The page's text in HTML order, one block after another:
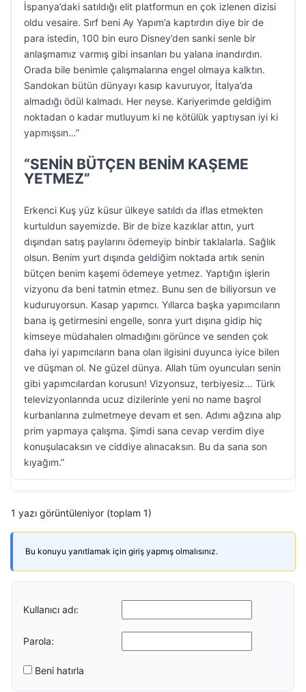
İspanya’daki satıldığı elit platformun en çok izlenen dizisi
oldu vesaire. Sırf beni Ay Yapım’a kaptırdın diye bir de
para istedin, 100 bin euro Disney’den sanki senle bir
anlaşmamız varmış gibi insanları bu yalana inandırdın.
Orada bile benimle çalışmalarına engel olmaya kalktın.
Sandokan bütün dünyayı kasıp kavuruyor, İtalya’da
almadığı ödül kalmadı. Her neyse. Kariyerimde geldiğim
noktadan o kadar mutluyum ki ne kötülük yaptıysan iyi ki
yapmışsın…”
“SENİN BÜTÇEN BENİM KAŞEME
YETMEZ”
Erkenci Kuş yüz küsur ülkeye satıldı da iflas etmekten
kurtuldun sayemizde. Bir de bize kazıklar attın, yurt
dışından satış paylarını ödemeyip binbir taklalarla. Sağlık
olsun. Benim yurt dışında geldiğim noktada artık senin
bütçen benim kaşemi ödemeye yetmez. Yaptığın işlerin
vizyonu da beni tatmin etmez. Bunu sen de biliyorsun ve
kuduruyorsun. Kasap yapımcı. Yıllarca başka yapımcıların
bana iş getirmesini engelle, sonra yurt dışına gidip hiç
kimseye müdahalen olmadığını görünce ve senden çok
daha iyi yapımcıların bana olan ilgisini duyunca iyice bilen
ve düşman ol. Ne güzel dünya. Allah tüm oyuncuları senin
gibi yapımcılardan korusun! Vizyonsuz, terbiyesiz… Türk
televizyonlarında ucuz dizilerinle yeni no name başrol
kurbanlarına zulmetmeye devam et sen. Adımı ağzına alıp
prim yapmaya çalışma. Şimdi sana cevap verdim diye
konuşulacaksın ve ciddiye alınacaksın. Bu da sana son
kıyağım.”
1 yazı görüntüleniyor (toplam 1)
Bu konuyu yanıtlamak için giriş yapmış olmalısınız.
Kullanıcı adı:
Parola:
Beni hatırla